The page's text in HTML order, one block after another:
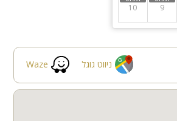
9
10
Waze ניווט גוגל